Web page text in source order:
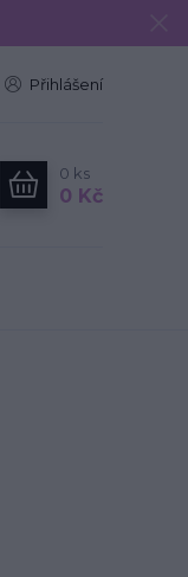
Přihlášení
0 ks
0 Kč